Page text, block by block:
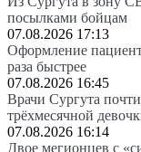
посылками бойцам
07.08.2026 17:13
Оформление
раза быстрее
07.08.2026 16:45
Врачи Сургута
трёхмесячной
07.08.2026 16:14
Двое мегионцев с